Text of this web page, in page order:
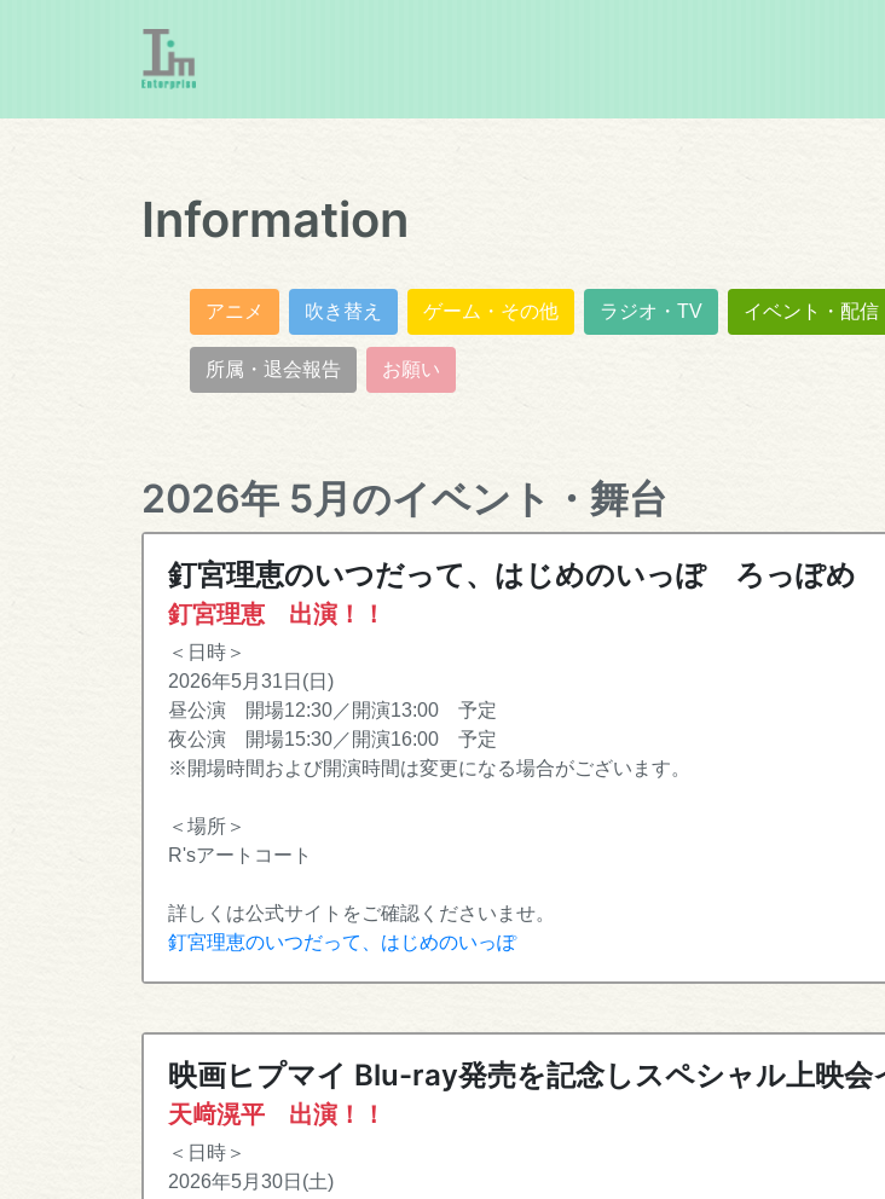
Information
アニメ 吹き替え ゲーム・その他 ラジオ・TV イベント・配信
所属・退会報告 お願い
2026年 5月のイベント・舞台
釘宮理恵のいつだって、はじめのいっぽ ろっぽめ
釘宮理恵 出演！！
＜日時＞
2026年5月31日(日)
昼公演 開場12:30／開演13:00 予定
夜公演 開場15:30／開演16:00 予定
※開場時間および開演時間は変更になる場合がございます。
＜場所＞
R'sアートコート
詳しくは公式サイトをご確認くださいませ。
釘宮理恵のいつだって、はじめのいっぽ
映画ヒプマイ Blu-ray発売を記念しスペシャル上映会
天﨑滉平 出演！！
＜日時＞
2026年5月30日(土)